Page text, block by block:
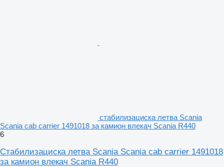
стабилизациска летва Scania
Scania cab carrier 1491018 за камион влекач Scania R440
6
Стабилизациска летва Scania Scania cab carrier 1491018
за камион влекач Scania R440